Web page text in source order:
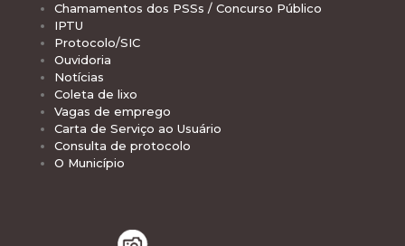
Chamamentos dos PSSs / Concurso Público
IPTU
Protocolo/SIC
Ouvidoria
Notícias
Coleta de lixo
Vagas de emprego
Carta de Serviço ao Usuário
Consulta de protocolo
O Município